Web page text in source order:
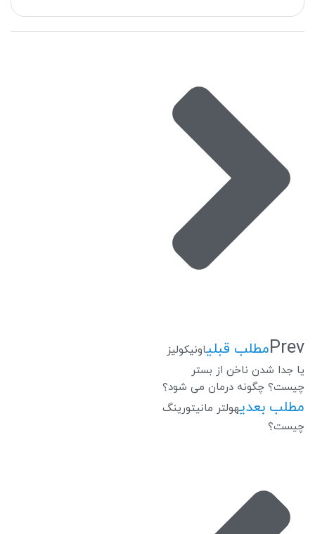
Prevمطلب قبلیاونیکولیز
یا جدا شدن ناخن از بستر
چیست؟ چگونه درمان می شود؟
مطلب بعدیهولتر مانیتورینگ
چیست؟